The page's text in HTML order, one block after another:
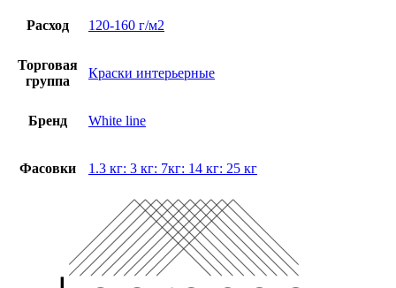
Расход 120-160 г/м2
Торговая
группа
Краски интерьерные
Бренд White line
Фасовки 1.3 кг: 3 кг: 7кг: 14 кг: 25 кг